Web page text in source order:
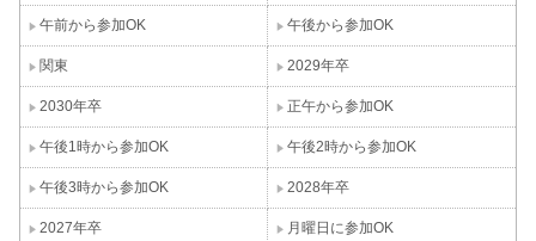
午前から参加OK 午後から参加OK
関東 2029年卒
2030年卒 正午から参加OK
午後1時から参加OK 午後2時から参加OK
午後3時から参加OK 2028年卒
2027年卒 月曜日に参加OK